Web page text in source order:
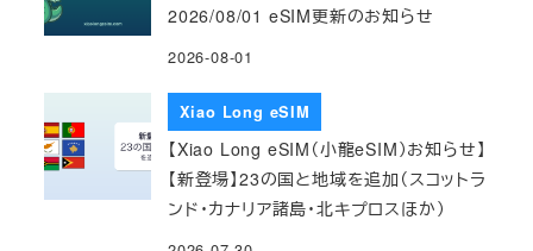
2026/08/01 eSIM更新のお知らせ
2026-08-01
Xiao Long eSIM
【Xiao Long eSIM（小龍eSIM）お知らせ】
【新登場】23の国と地域を追加（スコットラ
ンド・カナリア諸島・北キプロスほか）